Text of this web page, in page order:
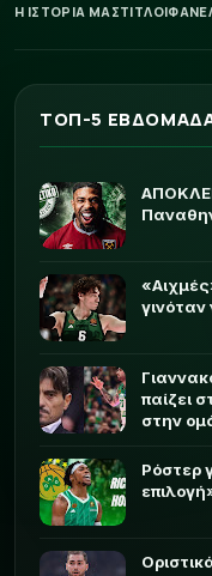
Η ΙΣΤΟΡΙΑ ΜΑΣΤΙΤΛΟΙ
ΤΟΠ-5
παίζει
στην
Ρόστερ